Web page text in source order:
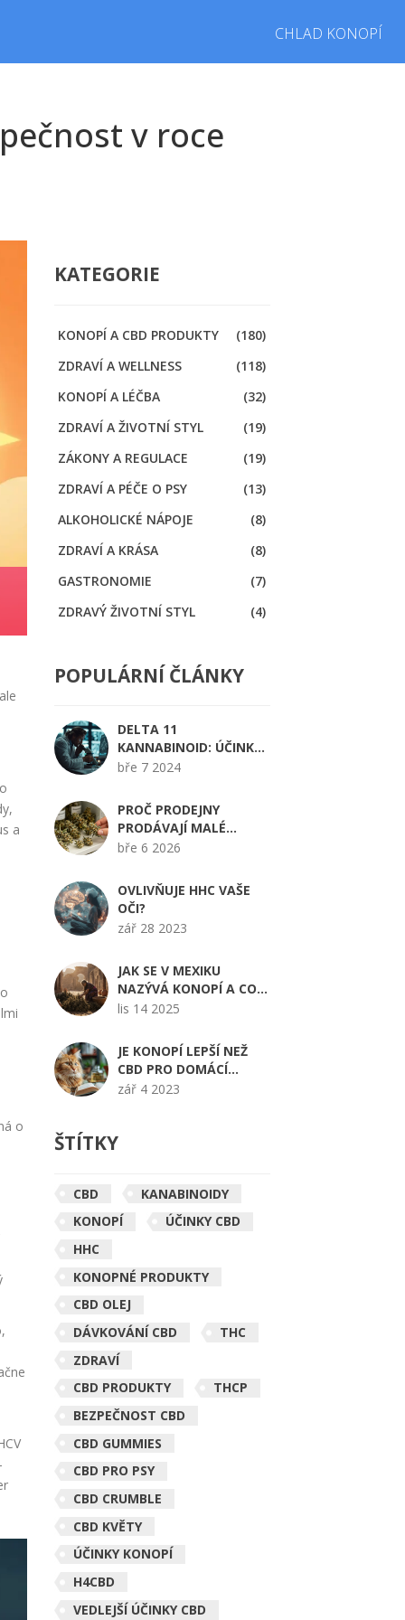
CHLAD KONOPÍ
v roce
a
o
KATEGORIE
KONOPÍ A CBD PRODUKTY
(180)
ZDRAVÍ A WELLNESS
(118)
KONOPÍ A LÉČBA
(32)
ZDRAVÍ A ŽIVOTNÍ STYL
(19)
ZÁKONY A REGULACE
(19)
ZDRAVÍ A PÉČE O PSY
(13)
ALKOHOLICKÉ NÁPOJE
(8)
ZDRAVÍ A KRÁSA
(8)
GASTRONOMIE
(7)
ZDRAVÝ ŽIVOTNÍ STYL
(4)
POPULÁRNÍ ČLÁNKY
DELTA 11
KANNABINOID: ÚČINKY,
BEZPEČNOST A
bře 7 2024
PROČ PRODEJNY
PRODÁVAJÍ MALÉ
POUPATA KONOPÍ?
bře 6 2026
OVLIVŇUJE HHC VAŠE
OČI?
zář 28 2023
JAK SE V MEXIKU
NAZÝVÁ KONOPÍ A CO
JE MARIHUANA V
lis 14 2025
JE KONOPÍ LEPŠÍ NEŽ
CBD PRO DOMÁCÍ
MAZLÍČKY?
zář 4 2023
ŠTÍTKY
CBD
KANABINOIDY
KONOPÍ
ÚČINKY CBD
HHC
KONOPNÉ PRODUKTY
CBD OLEJ
DÁVKOVÁNÍ CBD
THC
ZDRAVÍ
CBD PRODUKTY
THCP
BEZPEČNOST CBD
CBD GUMMIES
CBD PRO PSY
CBD CRUMBLE
CBD KVĚTY
ÚČINKY KONOPÍ
H4CBD
VEDLEJŠÍ ÚČINKY CBD